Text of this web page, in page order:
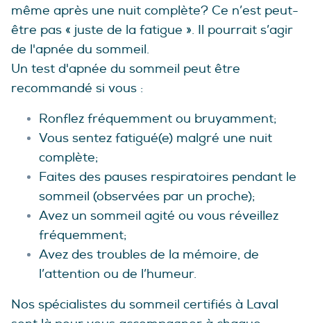
même après une nuit complète? Ce n’est peut-
être pas « juste de la fatigue ». Il pourrait s’agir
de l'apnée du sommeil.
Un test d'apnée du sommeil peut être
recommandé si vous :
Ronflez fréquemment ou bruyamment;
Vous sentez fatigué(e) malgré une nuit
complète;
Faites des pauses respiratoires pendant le
sommeil (observées par un proche);
Avez un sommeil agité ou vous réveillez
fréquemment;
Avez des troubles de la mémoire, de
l’attention ou de l’humeur.
Nos spécialistes du sommeil certifiés à Laval